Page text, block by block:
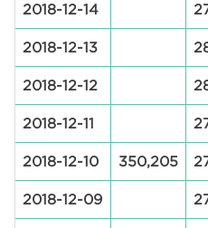
2018-12-14
2018-12-13
2018-12-12
2018-12-11
2018-12-10 350,205
2018-12-09